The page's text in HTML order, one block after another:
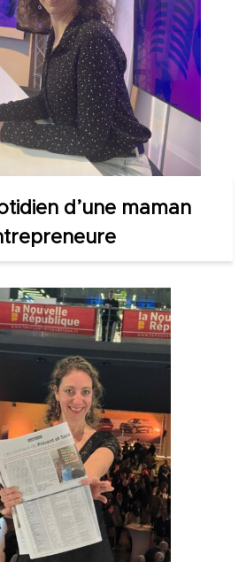
d’une maman